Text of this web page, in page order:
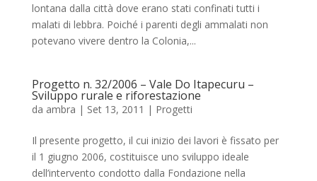
lontana dalla città dove erano stati confinati tutti i
malati di lebbra. Poiché i parenti degli ammalati non
potevano vivere dentro la Colonia,...
Progetto n. 32/2006 – Vale Do Itapecuru –
Sviluppo rurale e riforestazione
da ambra | Set 13, 2011 | Progetti
Il presente progetto, il cui inizio dei lavori è fissato per
il 1 giugno 2006, costituisce uno sviluppo ideale
dell’intervento condotto dalla Fondazione nella